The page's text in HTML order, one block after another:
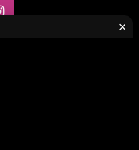
Instagram
Reserved
×